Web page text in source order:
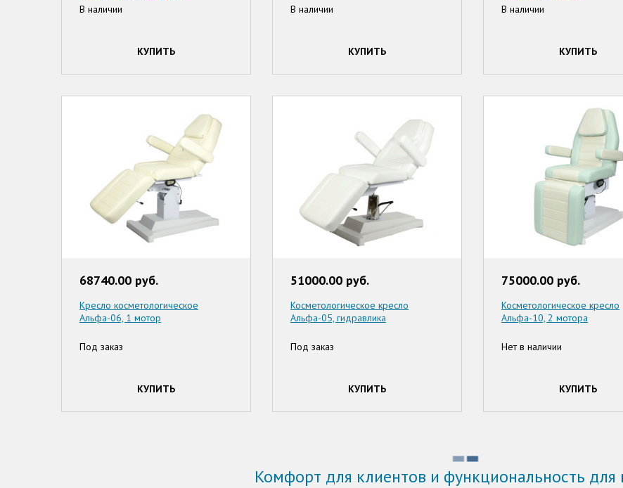
В наличии
КУПИТЬ
В наличии
КУПИТЬ
В наличии
КУПИТЬ
68740.00 руб.
Кресло косметологическое
Альфа-06, 1 мотор
Под заказ
КУПИТЬ
51000.00 руб.
Косметологическое кресло
Альфа-05, гидравлика
Под заказ
КУПИТЬ
75000.00 руб.
Косметологическое кресло
Альфа-10, 2 мотора
Нет в наличии
КУПИТЬ
Комфорт для клиентов и функциональность для